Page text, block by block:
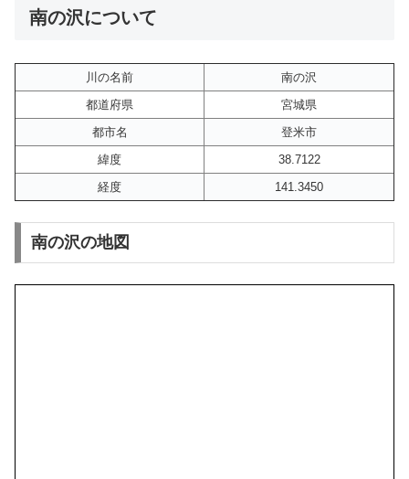
南の沢について
川の名前
南の沢
都道府県
宮城県
都市名
登米市
緯度
38.7122
経度
141.3450
南の沢の地図